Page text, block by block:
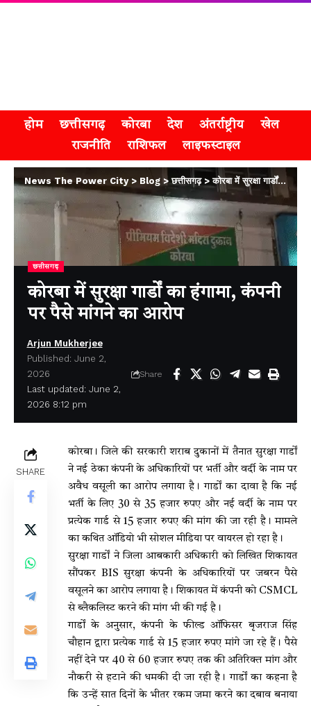
होम छत्तीसगढ़ कोरबा देश अंतर्राष्ट्रीय
खेल
राजनीति
राशिफल लाइफस्टाइल
News The Power City> Blog >छत्तीसगढ़>कोरबा में सुरक्षा गार्डों का हंगामा, कंपनी पर पैसे मांगने का आरोप
छत्तीसगढ़
कोरबा में सुरक्षा गार्डों का हंगामा, कंपनी
पर पैसे मांगने का आरोप
Last updated: June 2,
2026 8:12 pm
Arjun Mukherjee
Published: June 2,
2026
Share
SHARE
कोरबा। जिले की सरकारी शराब दुकानों में तैनात सुरक्षा गार्डों
ने नई ठेका कंपनी के अधिकारियों पर भर्ती और वर्दी के नाम पर
अवैध वसूली का आरोप लगाया है। गार्डों का दावा है कि नई
भर्ती के लिए 30 से 35 हजार रुपए और नई वर्दी के नाम पर
प्रत्येक गार्ड से 15 हजार रुपए की मांग की जा रही है। मामले
का कथित ऑडियो भी सोशल मीडिया पर वायरल हो रहा है।
सुरक्षा गार्डों ने जिला आबकारी अधिकारी को लिखित शिकायत
सौंपकर BIS सुरक्षा कंपनी के अधिकारियों पर जबरन पैसे
वसूलने का आरोप लगाया है। शिकायत में कंपनी को CSMCL
से ब्लैकलिस्ट करने की मांग भी की गई है।
गार्डों के अनुसार, कंपनी के फील्ड ऑफिसर बृजराज सिंह
चौहान द्वारा प्रत्येक गार्ड से 15 हजार रुपए मांगे जा रहे हैं। पैसे
नहीं देने पर 40 से 60 हजार रुपए तक की अतिरिक्त मांग और
नौकरी से हटाने की धमकी दी जा रही है। गार्डों का कहना है
कि उन्हें सात दिनों के भीतर रकम जमा करने का दबाव बनाया